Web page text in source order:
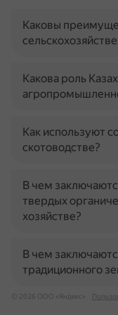
Каковы
Какова роль
Как используют
скотоводстве?
В чем
твердых
хозяйстве?
В чем
традиционного
© 2026 ООО «Яндекс»